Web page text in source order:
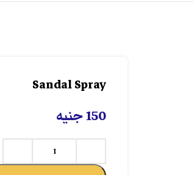
Sandal Spray
150جنيه